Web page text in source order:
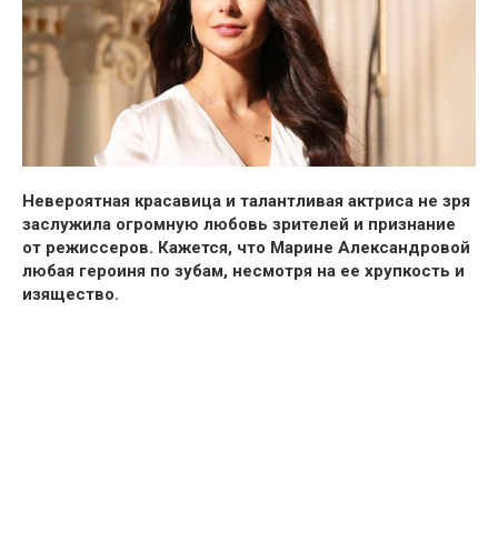
Невероятная красавица и талантливая актриса не зря
заслужила огромную любовь зрителей и признание
от режиссеров. Кажется, что Марине Александровой
любая героиня по зубам, несмотря на ее хрупкость и
изящество.